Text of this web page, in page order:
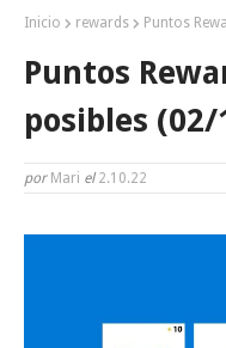
Inicio rewards Puntos
Puntos
posibles
por Mari el2.10.22